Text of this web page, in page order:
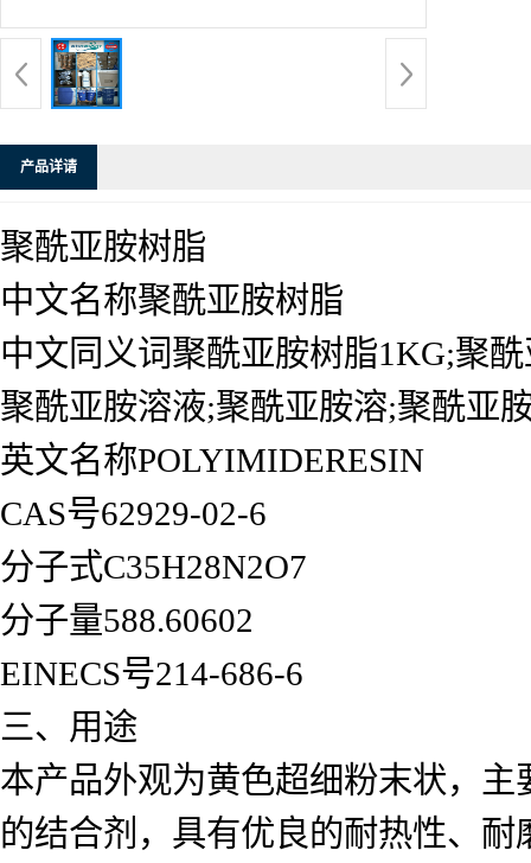
产品详请
聚酰亚胺树脂
中文名称聚酰亚胺树脂
中文同义词聚酰亚胺树脂1KG;聚
聚酰亚胺溶液;聚酰亚胺溶;聚酰亚
英文名称POLYIMIDERESIN
CAS号62929-02-6
分子式C35H28N2O7
分子量588.60602
EINECS号214-686-6
三、用途
本产品外观为黄色超细粉末状，
的结合剂，具有优良的耐热性、耐